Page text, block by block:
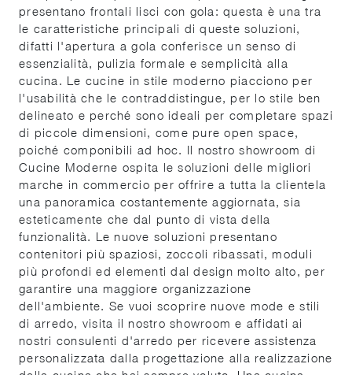
presentano frontali lisci con gola: questa è una tra
le caratteristiche principali di queste soluzioni,
difatti l'apertura a gola conferisce un senso di
essenzialità, pulizia formale e semplicità alla
cucina. Le cucine in stile moderno piacciono per
l'usabilità che le contraddistingue, per lo stile ben
delineato e perché sono ideali per completare spazi
di piccole dimensioni, come pure open space,
poiché componibili ad hoc. Il nostro showroom di
Cucine Moderne ospita le soluzioni delle migliori
marche in commercio per offrire a tutta la clientela
una panoramica costantemente aggiornata, sia
esteticamente che dal punto di vista della
funzionalità. Le nuove soluzioni presentano
contenitori più spaziosi, zoccoli ribassati, moduli
più profondi ed elementi dal design molto alto, per
garantire una maggiore organizzazione
dell'ambiente. Se vuoi scoprire nuove mode e stili
di arredo, visita il nostro showroom e affidati ai
nostri consulenti d'arredo per ricevere assistenza
personalizzata dalla progettazione alla realizzazione